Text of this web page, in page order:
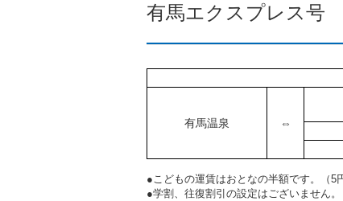
有馬エクスプレス号
有馬温泉 ⇔
●こどもの運賃はおとなの半額です。（5
●学割、往復割引の設定はございません。